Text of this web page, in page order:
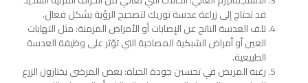
قد تحتاج إلى زراعة عدسة توريك لتصحيح الرؤية بشكل فعال.
تلف العدسة الناتج عن الإصابات أو الأمراض المزمنة: مثل التهابات
العين أو أمراض الشبكية المصاحبة التي تؤثر على وظيفة العدسة
الطبيعية.
رغبة المريض في تحسين جودة الحياة: بعض المرضى يختارون الزرع